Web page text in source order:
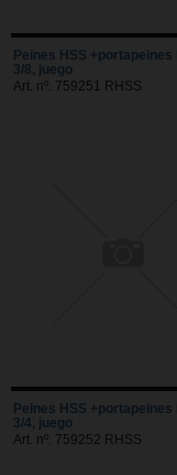
Peines HSS +portapeines
3/8, juego
Art. nº. 759251 RHSS
Peines HSS +portapeines
3/4, juego
Art. nº. 759252 RHSS